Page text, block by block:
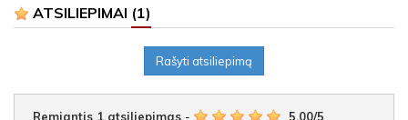
ATSILIEPIMAI (1)
Rašyti atsiliepimą
Remiantis 1 atsiliepimas - 5,00/5